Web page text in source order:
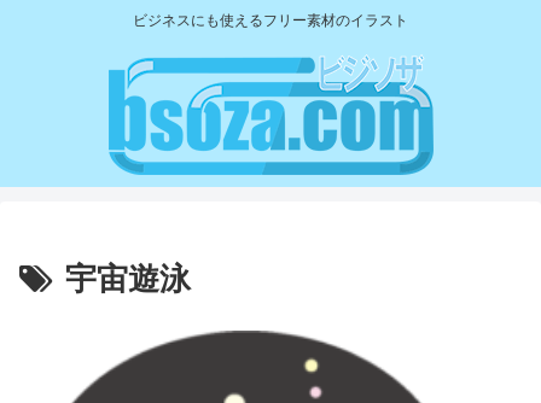
ビジネスにも使えるフリー素材のイラスト
宇宙遊泳